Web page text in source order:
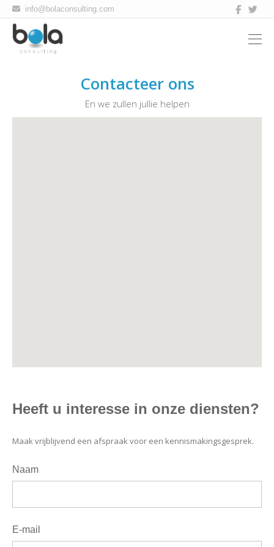
Bola
consulting
info@bolaconsulting.com
Contacteer ons
En we zullen jullie helpen
Heeft u interesse in onze diensten?
Maak vrijblijvend een afspraak voor een kennismakingsgesprek.
Naam
E-mail